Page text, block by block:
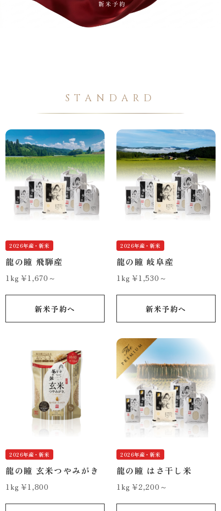
STANDARD
2026年産・新米
龍の瞳 飛騨産
1kg ¥1,670～
新米予約へ
2026年産・新米
龍の瞳 岐阜産
1kg ¥1,530～
新米予約へ
2026年産・新米
龍の瞳 玄米つやみがき
1kg ¥1,800
2026年産・新米
龍の瞳 はさ干し米
1kg ¥2,200～